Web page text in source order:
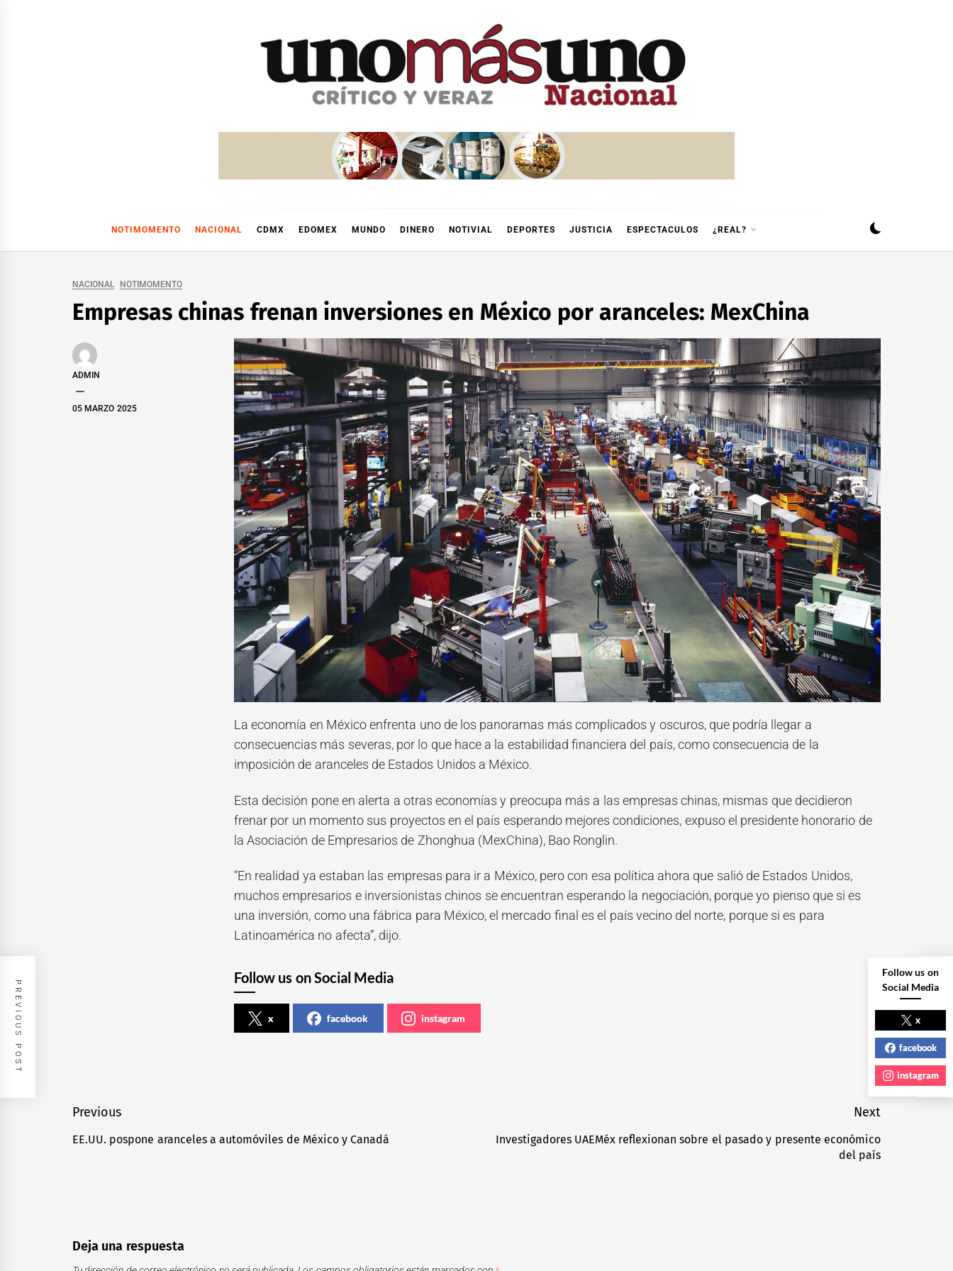
NOTIMOMENTO NACIONAL CDMX EDOMEX MUNDO DINERO NOTIVIAL DEPORTES JUSTICIA ESPECTACULOS ¿REAL?
NACIONAL NOTIMOMENTO
Empresas chinas frenan inversiones en México por aranceles: MexChina
ADMIN
05 MARZO 2025
La economía en México enfrenta uno de los panoramas más complicados y oscuros, que podría llegar a
consecuencias más severas, por lo que hace a la estabilidad financiera del país, como consecuencia de la
imposición de aranceles de Estados Unidos a México.
Esta decisión pone en alerta a otras economías y preocupa más a las empresas chinas, mismas que decidieron
frenar por un momento sus proyectos en el país esperando mejores condiciones, expuso el presidente honorario de
la Asociación de Empresarios de Zhonghua (MexChina), Bao Ronglin.
“En realidad ya estaban las empresas para ir a México, pero con esa política ahora que salió de Estados Unidos,
muchos empresarios e inversionistas chinos se encuentran esperando la negociación, porque yo pienso que si es
una inversión, como una fábrica para México, el mercado final es el país vecino del norte, porque si es para
Latinoamérica no afecta”, dijo.
Follow us on Social Media
x facebook instagram
Navegación
de
Previous
Previous
EE.UU. pospone aranceles a automóviles de México y Canadá
Next
Next
post:
Investigadores UAEMéx reflexionan sobre el pasado y presente económico
del país
PREVIOUS POST NEXT POST
Deja una respuesta
Follow us on
Social Media
x
facebook
instagram